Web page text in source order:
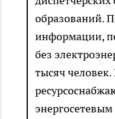
образований.
информации,
без
тысяч человек.